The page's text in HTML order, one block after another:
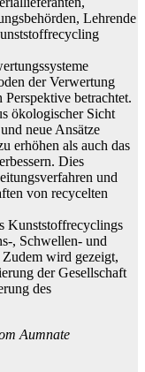
Lehrende
der Verwertung
betrachtet.
ökologischer Sicht
neue Ansätze
erhöhen als auch das
Dies
und
von recycelten
Kunststoffrecyclings
, Schwellen- und
wird gezeigt,
der Gesellschaft
des
Aumnate